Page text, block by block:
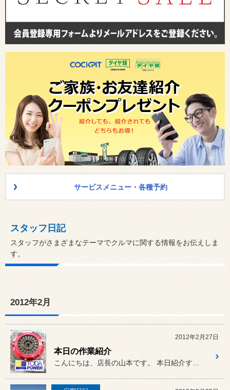
サービスメニュー・各種予約
スタッフ日記
スタッフがさまざまなテーマでクルマに関する情報をお伝えしま
す。
2012年2月
2012年2月27日
本日の作業紹介